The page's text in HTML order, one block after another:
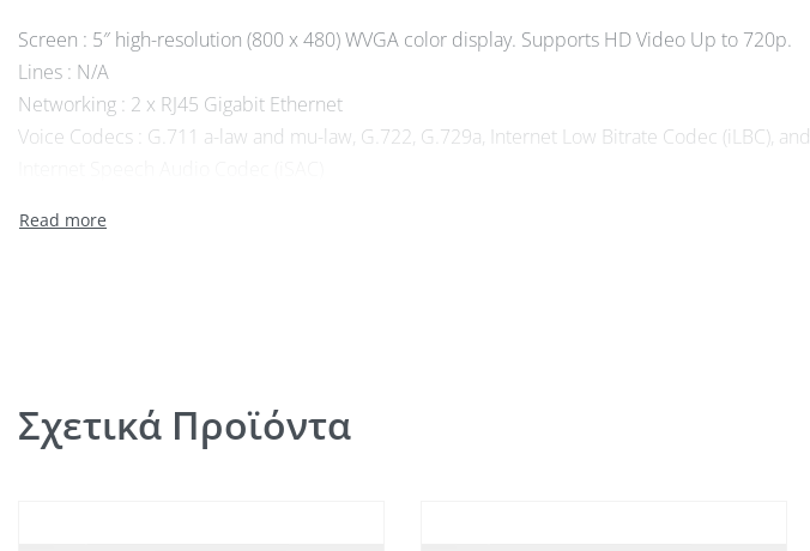
Screen : 5″ high-resolution (800 x 480) WVGA color display. Supports HD Video Up to 720p.
Lines : N/A
Networking : 2 x RJ45 Gigabit Ethernet
Voice Codecs : G.711 a-law and mu-law, G.722, G.729a, Internet Low Bitrate Codec (iLBC), and
IPv4 and IPv6, UDP, GARP, LLDP-MED
Σχετικά Προϊόντα